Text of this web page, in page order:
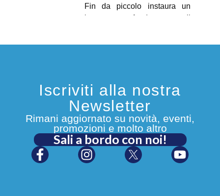
Fin da piccolo instaura un
legame profondo con il
più reconditi e affascinanti e
regalandogli alcune tra le più
belle giornate della sua vita.
Da quando sono nati i suoi
quattro figli scrive storie e
libri per bambini.
Iscriviti alla nostra
Newsletter
Rimani aggiornato su novità, eventi,
promozioni e molto altro
Sali a bordo con noi!